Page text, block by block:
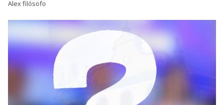
Alex filósofo